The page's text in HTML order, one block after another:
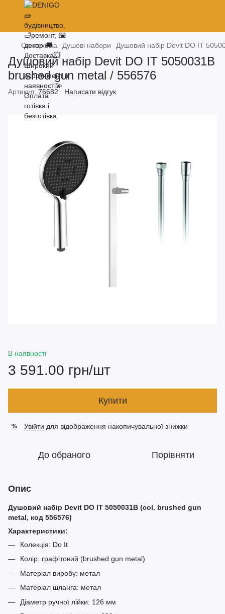
Сантехніка Душові набори Душовий набір Devit DO IT
Душовий набір Devit DO IT 5050031B
brushed gun metal / 556576
Артикул: 76682 Написати відгук
В наявності
3 591.00 грн/шт
Купити
% Увійти для відображення накопичувальної знижки
До обраного Порівняти
Опис
Душовий набір Devit DO IT 5050031B (col. brushed gun
metal, код 556576)
Характеристики:
Колекція: Do It
Колір: графітовий (brushed gun metal)
Матеріал виробу: метал
Матеріал шланга: метал
Діаметр ручної лійки: 126 мм